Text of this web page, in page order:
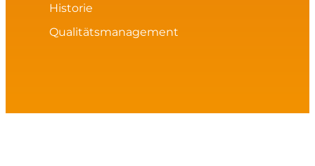
Historie
Qualitätsmanagement